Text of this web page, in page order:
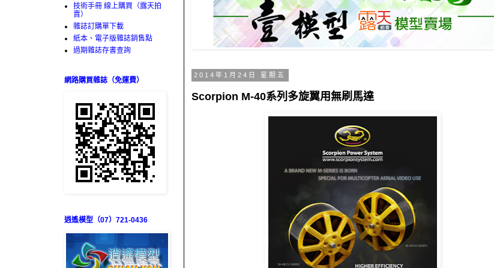
2014年1月24日 星期五
Scorpion M-40系列多旋翼用無刷馬達
技術手冊 線上購買（露天拍
賣）
雜誌訂購單下載
紙本、電子版雜誌銷售點
過期雜誌存書查詢
網路購買雜誌（免運費）
逍遙模型（07）721-0436